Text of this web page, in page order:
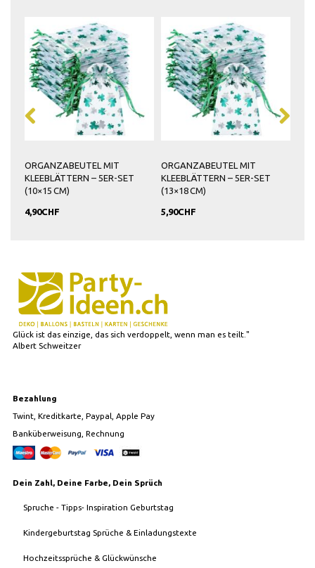
ORGANZABEUTEL MIT
KLEEBLÄTTERN – 5ER-SET
(10×15 CM)
4,90CHF
ORGANZABEUTEL MIT
KLEEBLÄTTERN – 5ER-SET
(13×18 CM)
5,90CHF
Glück ist das einzige, das sich verdoppelt, wenn man es teilt."
Albert Schweitzer
Bezahlung
Twint, Kreditkarte, Paypal, Apple Pay
Banküberweisung, Rechnung
Dein Zahl, Deine Farbe, Dein Sprüch
Spruche - Tipps- Inspiration Geburtstag
Kindergeburtstag Sprüche & Einladungstexte
Hochzeitssprüche & Glückwünsche